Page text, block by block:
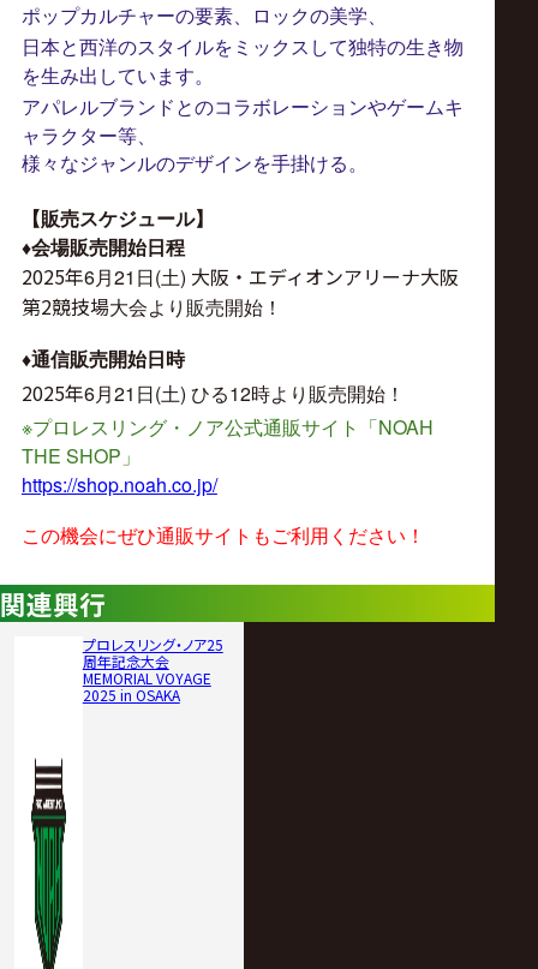
ポップカルチャーの要素、ロックの美学、
日本と西洋のスタイルをミックスして独特の生き物
を生み出しています。
アパレルブランドとのコラボレーションやゲームキ
ャラクター等、
様々なジャンルのデザインを手掛ける。
【販売スケジュール】
♦︎会場販売開始日程
2025年6月21日(土) 大阪・エディオンアリーナ大阪
第2競技場大会より販売開始！
♦︎通信販売開始日時
2025年6月21日(土) ひる12時より販売開始！
※プロレスリング・ノア公式通販サイト「 NOAH
THE SHOP 」
https://shop.noah.co.jp/
この機会にぜひ通販サイトもご利用ください！
関連興行
プロレスリング・ノア25
周年記念大会
MEMORIAL VOYAGE
2025 in OSAKA